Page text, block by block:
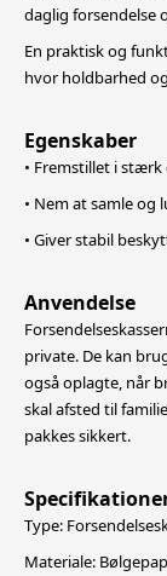
daglig forsendelse
En praktisk og
hvor holdbarhed
Egenskaber
• Fremstillet i
• Nem at samle og
• Giver stabil
Anvendelse
private. De kan
også oplagte, når
skal afsted til
pakkes sikkert.
Type:
Materiale: Bølgepap